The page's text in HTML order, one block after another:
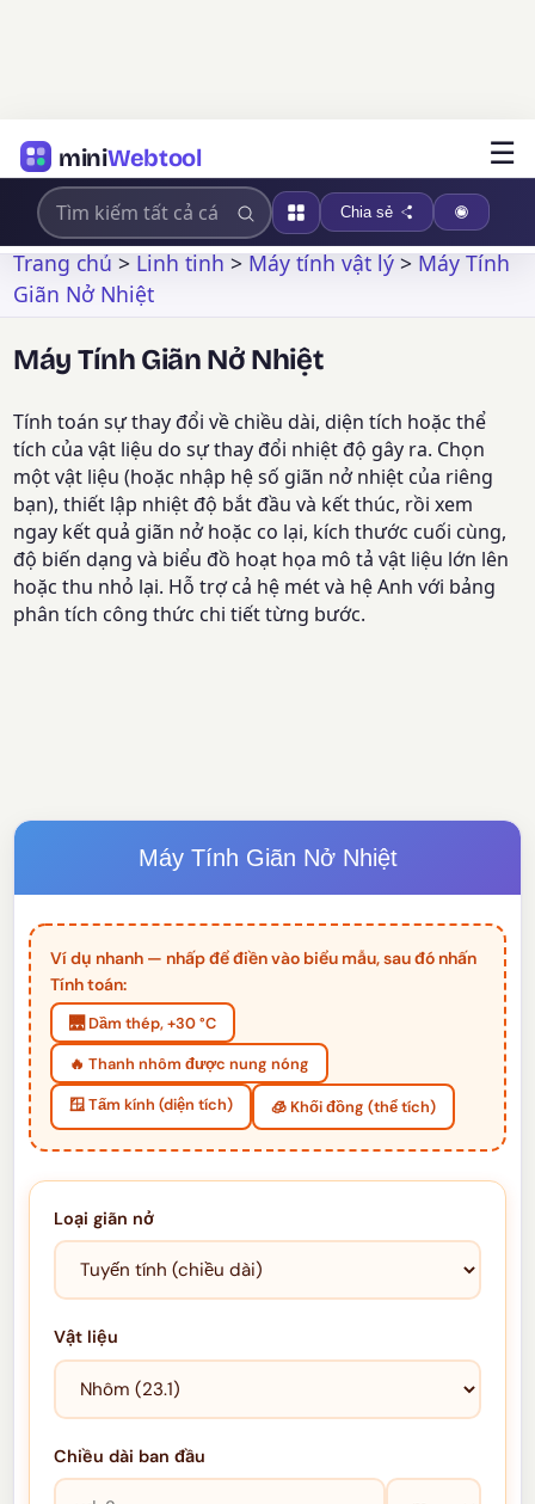
miniWebtool ☰
Chia sẻ
Trang chủ>Linh tinh>Máy tính vật lý>Máy Tính
Giãn Nở Nhiệt
Máy Tính Giãn Nở Nhiệt
Tính toán sự thay đổi về chiều dài, diện tích hoặc thể
tích của vật liệu do sự thay đổi nhiệt độ gây ra. Chọn
một vật liệu (hoặc nhập hệ số giãn nở nhiệt của riêng
bạn), thiết lập nhiệt độ bắt đầu và kết thúc, rồi xem
ngay kết quả giãn nở hoặc co lại, kích thước cuối cùng,
độ biến dạng và biểu đồ hoạt họa mô tả vật liệu lớn lên
hoặc thu nhỏ lại. Hỗ trợ cả hệ mét và hệ Anh với bảng
phân tích công thức chi tiết từng bước.
Máy Tính Giãn Nở Nhiệt
Ví dụ nhanh — nhấp để điền vào biểu mẫu, sau đó nhấn
Tính toán:
🌉 Dầm thép, +30 °C
🔥 Thanh nhôm được nung nóng
🪟 Tấm kính (diện tích) 🧊 Khối đồng (thể tích)
Loại giãn nở
Vật liệu
Chiều dài ban đầu